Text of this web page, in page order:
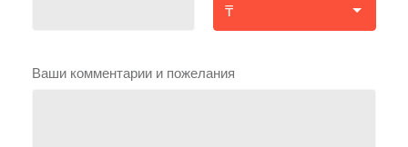
Ваши комментарии и пожелания